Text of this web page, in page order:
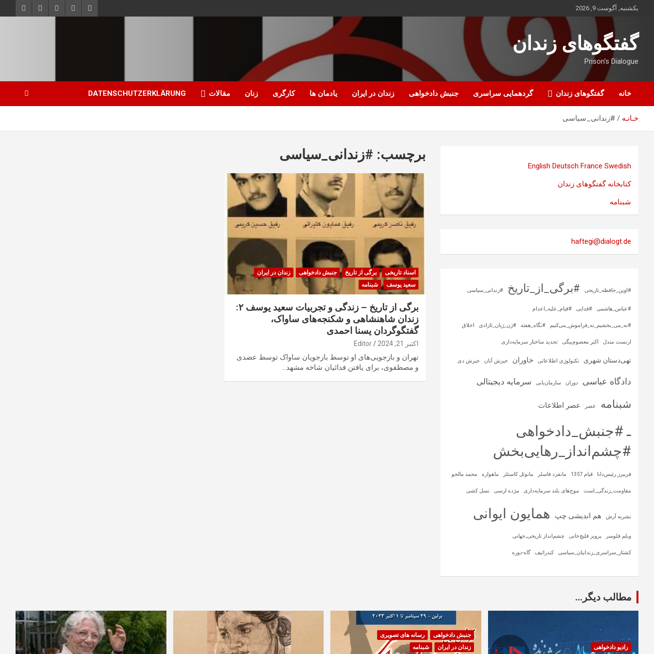
یکشنبه, آگوست 9, 2026
گفتگوهای زندان
Prison's Dialogue
خانه گفتگوهای زندان گردهمایی سراسری جنبش دادخواهی زندان در ایران یادمان ها کارگری زنان مقالات DATENSCHUTZERKLÄRUNG
خـانـه #زندانی_سیاسی
برچسب: #زندانی_سیاسی
اسناد تاریخی برگی از تاریخ جنبش دادخواهی
زندان در ایران
سعید یوسف
شبنامه
برگی از تاریخ – زندگی و تجربیات سعید یوسف ۲:
زندان شاهنشاهی و شکنجه‌های ساواک،
گفتگوگردان یسنا احمدی
اکتبر 21, 2024 Editor
تهران و بازجویی‌های او توسط بازجویان ساواک توسط عضدی
و مصطفوی، برای یافتن فدائیان شاخه مشهد…
English Deutsch France Swedish
کتابخانه گفتگوهای زندان
شبنامه
haftegi@dialogt.de
#اوین_حافظه_تاریخی #برگی_از_تاریخ #زندانی_سیاسی
#عباس_هاشمی #فدایی #قیام_علیه_اعدام
#نه_می_بخشیم_نه_فراموش_می‌کنیم #نگاه_هفته #ژن_ژیان_ئازادی اخلاق
ارنست مندل اکبر معصوم‌بیگی تجدید ساختار سرمایه‌داری
تهی‌دستان شهری تکنولوژی اطلاعاتی خاوران خیزش آبان خیزش دی
دادگاه عباسی دوران سازمان‌یابی سرمایه‌ دیجیتالی
شبنامه عصر عصر اطلاعات
ـ #جنبش_دادخواهی
#چشم‌انداز_رهایی‌بخش
فریبرز رئیس‌دانا قیام 1357 مانفرد فاسلر مانوئل کاستلز ماهواره‌ محمد مالجو
مقاومت_زندگی_است موج‌های بلند سرمایه‌داری مژده ارسی نسل کشی
نشریه آرش هم اندیشی چپ همایون ایوانی
ویلم فلوسر پرویز قلیچ‌خانی چشم‌انداز تاریخی‌ـ‌جهانی
کشتار_سراسری_زندانیان_سیاسی کندراتیف گاه-دوره
مطالب دیگر...
رادیو دادخواهی
جنبش دادخواهی
رسانه های تصویری
زندان در ایران
شبنامه